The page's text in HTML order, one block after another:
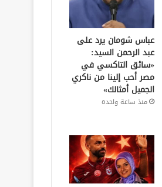
عباس شومان يرد على
عبد الرحمن السيد:
«سائق التاكسي في
مصر أحب إلينا من ناكري
الجميل أمثالك»
منذ ساعة واحدة